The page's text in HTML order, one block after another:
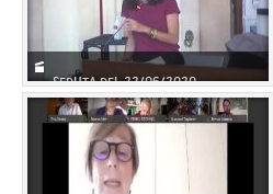
SEDUTA DEL 22/06/2020